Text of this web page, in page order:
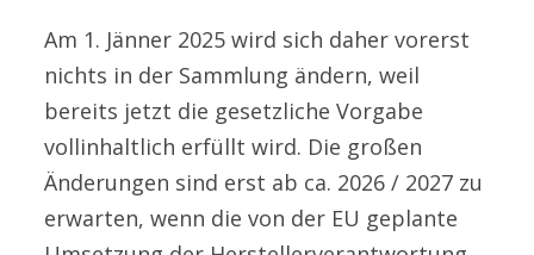
Am 1. Jänner 2025 wird sich daher vorerst
nichts in der Sammlung ändern, weil
bereits jetzt die gesetzliche Vorgabe
vollinhaltlich erfüllt wird. Die großen
Änderungen sind erst ab ca. 2026 / 2027 zu
erwarten, wenn die von der EU geplante